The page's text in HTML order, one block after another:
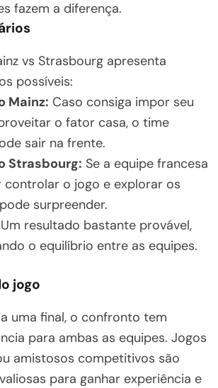
fazem a diferença.
vs Strasbourg apresenta
possíveis:
Mainz: Caso consiga impor seu
o fator casa, o time
sair na frente.
Strasbourg: Se a equipe francesa
controlar o jogo e explorar os
surpreender.
Um resultado bastante provável,
o equilíbrio entre as equipes.
jogo
uma final, o confronto tem
para ambas as equipes. Jogos
amistosos competitivos são
para ganhar experiência e